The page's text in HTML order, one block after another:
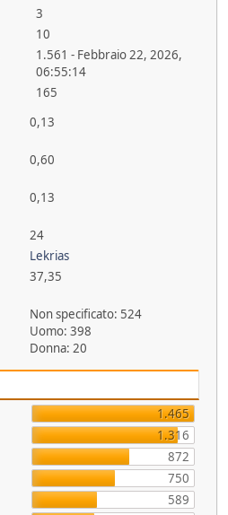
3
10
1.561 - Febbraio 22, 2026,
06:55:14
165
0,13
0,60
0,13
24
Lekrias
37,35
Non specificato: 524
Uomo: 398
Donna: 20
1.465
1.316
872
750
589